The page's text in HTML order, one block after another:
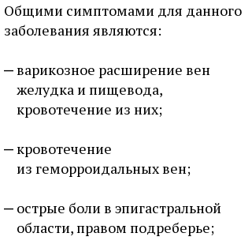
Общими симптомами для данного
заболевания являются:
варикозное расширение вен
желудка и пищевода,
кровотечение из них;
кровотечение
из геморроидальных вен;
острые боли в эпигастральной
области, правом подреберье;